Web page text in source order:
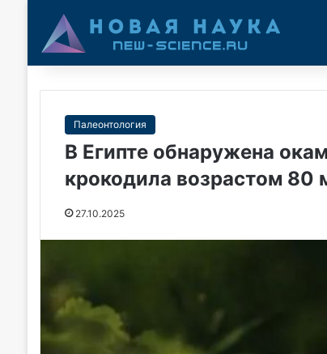
Палеонтология
В Египте обнаружена
крокодила возрастом 80
27.10.2025